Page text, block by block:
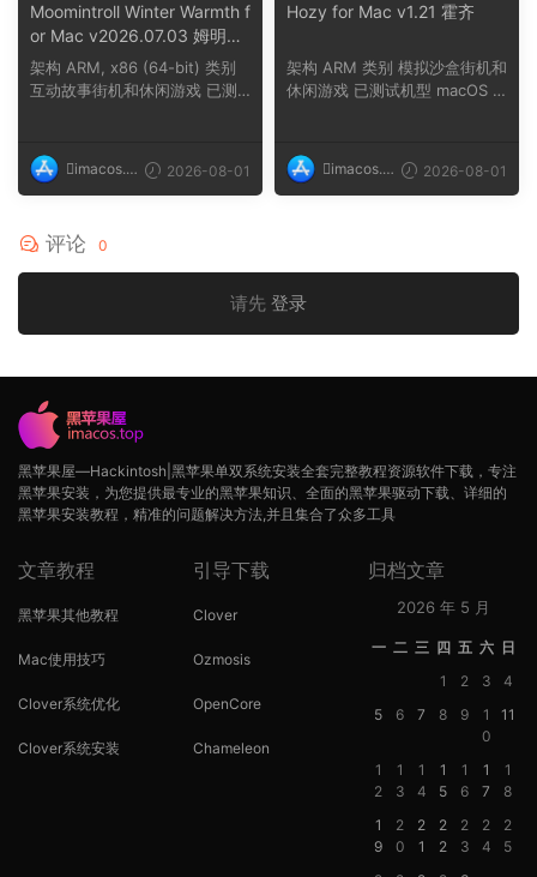
Moomintroll Winter Warmth f
or Mac v2026.07.03 姆明冬
日暖阳
架构 ARM, x86 (64-bit) 类别
互动故事街机和休闲游戏 已测
imacos.t
op
2026-08-01
Hozy for Mac v1.21 霍齐
架构 ARM 类别 模拟沙盒街机和
休闲游戏 已测试机型 macOS T
imacos.t
op
2026-08-01
评论 0
请先 登录
黑苹果屋—Hackintosh|黑苹果单双系统安装全套完整教程资源软件下载，专注
黑苹果安装，为您提供最专业的黑苹果知识、全面的黑苹果驱动下载、详细的
黑苹果安装教程，精准的问题解决方法,并且集合了众多工具
文章教程
黑苹果其他教程
Mac使用技巧
Clover系统优化
Clover系统安装
引导下载
Clover
Ozmosis
OpenCore
Chameleon
归档文章
2026 年 5 月
一 二 三 四 五 六 日
1
2 3
4
5
6 7 8 9
1
0
11
1
2
1
3
1
4
1
5
1
6
1
7
1
8
1
9
2
0
2
1
2
2
2
3
2
4
2
5